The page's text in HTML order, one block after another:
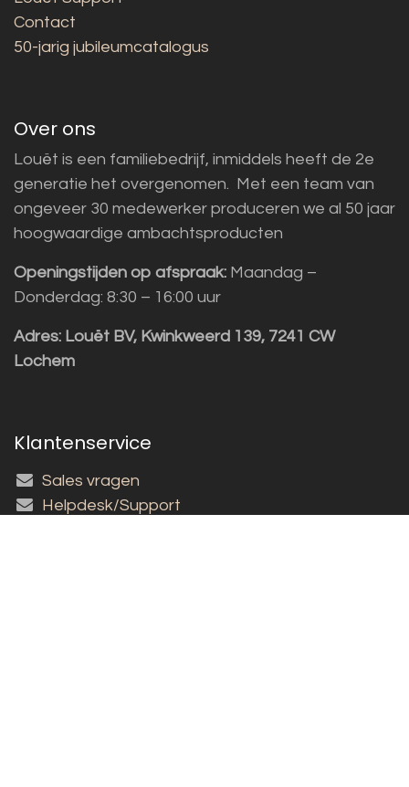
Contact
50-jarig jubileumcatalogus
Over ons
Louët is een familiebedrijf, inmiddels heeft de 2e
generatie het overgenomen. Met een team van
ongeveer 30 medewerker produceren we al 50 jaar
hoogwaardige ambachtsproducten
Openingstijden op afspraak: Maandag –
Donderdag: 8:30 – 16:00 uur
Adres: Louët BV, Kwinkweerd 139, 7241 CW
Lochem
Klantenservice
Sales vragen
Helpdesk/Support